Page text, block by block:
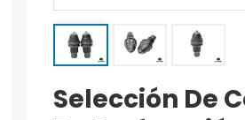
Selección De